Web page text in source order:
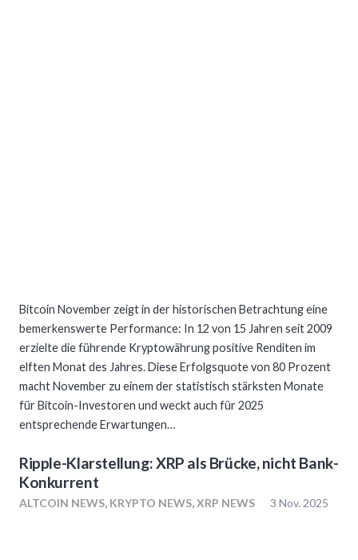
Bitcoin November zeigt in der historischen Betrachtung eine
bemerkenswerte Performance: In 12 von 15 Jahren seit 2009
erzielte die führende Kryptowährung positive Renditen im
elften Monat des Jahres. Diese Erfolgsquote von 80 Prozent
macht November zu einem der statistisch stärksten Monate
für Bitcoin-Investoren und weckt auch für 2025
entsprechende Erwartungen…
Ripple-Klarstellung: XRP als Brücke, nicht Bank-
Konkurrent
ALTCOIN NEWS, KRYPTO NEWS,XRP NEWS 3 Nov. 2025